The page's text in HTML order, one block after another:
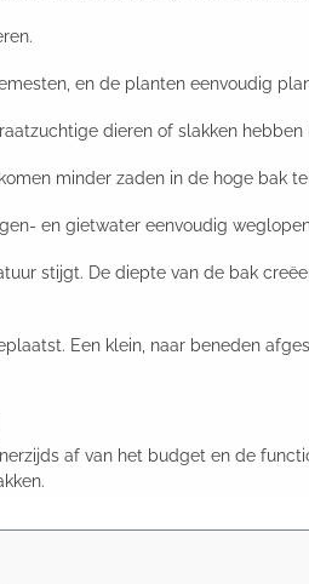
en de planten eenvoudig
dieren of slakken
minder zaden in de hoge bak
en gietwater eenvoudig
stijgt. De diepte van de bak
Een klein, naar beneden
af van het budget en de